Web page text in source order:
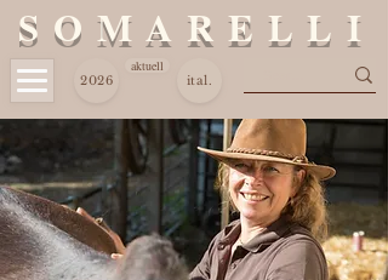
2026
aktuell
ital.
S O M A R E L L I